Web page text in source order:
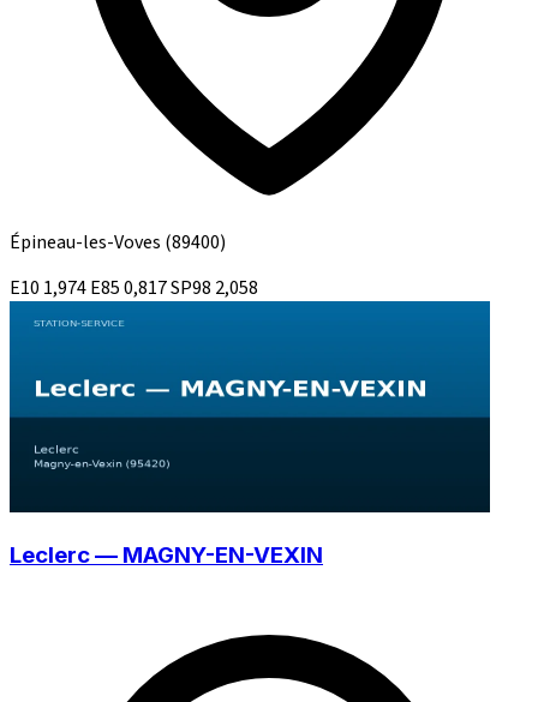
Épineau-les-Voves (89400)
E10 1,974E850,817SP98 2,058
Leclerc — MAGNY-EN-VEXIN